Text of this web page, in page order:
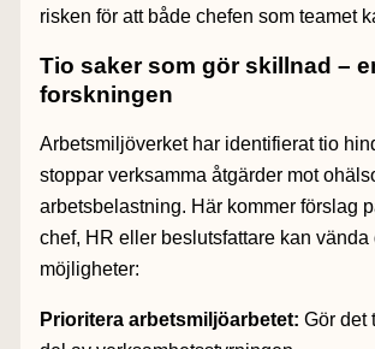
risken för att både chefen som teamet
Tio saker som gör skillnad –
forskningen
Arbetsmiljöverket har identifierat tio
stoppar verksamma åtgärder mot
arbetsbelastning. Här kommer förslag
chef, HR eller beslutsfattare kan vända
möjligheter:
Prioritera arbetsmiljöarbetet: Gör det